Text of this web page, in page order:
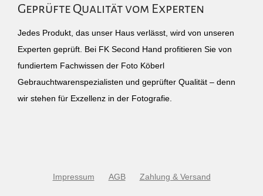
Geprüfte Qualität vom Experten
Jedes Produkt, das unser Haus verlässt, wird von unseren
Experten geprüft. Bei FK Second Hand profitieren Sie von
fundiertem Fachwissen der Foto Köberl
Gebrauchtwarenspezialisten und geprüfter Qualität – denn
wir stehen für Exzellenz in der Fotografie.
Impressum AGB Zahlung & Versand